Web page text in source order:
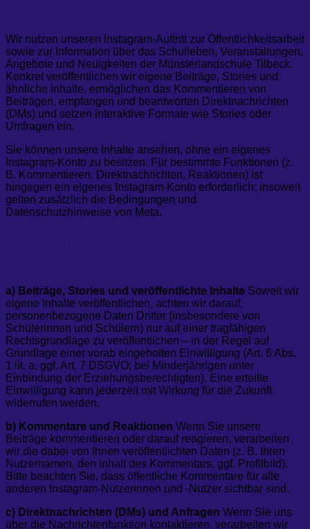
Wir nutzen unseren Instagram-Auftritt zur Öffentlichkeitsarbeit
sowie zur Information über das Schulleben, Veranstaltungen,
Angebote und Neuigkeiten der Münsterlandschule Tilbeck.
Konkret veröffentlichen wir eigene Beiträge, Stories und
ähnliche Inhalte, ermöglichen das Kommentieren von
Beiträgen, empfangen und beantworten Direktnachrichten
(DMs) und setzen interaktive Formate wie Stories oder
Umfragen ein.
Sie können unsere Inhalte ansehen, ohne ein eigenes
Instagram-Konto zu besitzen. Für bestimmte Funktionen (z.
B. Kommentieren, Direktnachrichten, Reaktionen) ist
hingegen ein eigenes Instagram-Konto erforderlich; insoweit
gelten zusätzlich die Bedingungen und
Datenschutzhinweise von Meta.
a) Beiträge, Stories und veröffentlichte Inhalte Soweit wir
eigene Inhalte veröffentlichen, achten wir darauf,
personenbezogene Daten Dritter (insbesondere von
Schülerinnen und Schülern) nur auf einer tragfähigen
Rechtsgrundlage zu veröffentlichen – in der Regel auf
Grundlage einer vorab eingeholten Einwilligung (Art. 6 Abs.
1 lit. a, ggf. Art. 7 DSGVO; bei Minderjährigen unter
Einbindung der Erziehungsberechtigten). Eine erteilte
Einwilligung kann jederzeit mit Wirkung für die Zukunft
widerrufen werden.
b) Kommentare und Reaktionen Wenn Sie unsere
Beiträge kommentieren oder darauf reagieren, verarbeiten
wir die dabei von Ihnen veröffentlichten Daten (z. B. Ihren
Nutzernamen, den Inhalt des Kommentars, ggf. Profilbild).
Bitte beachten Sie, dass öffentliche Kommentare für alle
anderen Instagram-Nutzerinnen und -Nutzer sichtbar sind.
c) Direktnachrichten (DMs) und Anfragen Wenn Sie uns
über die Nachrichtenfunktion kontaktieren, verarbeiten wir